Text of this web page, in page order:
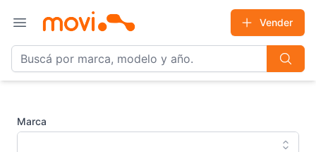
Open main menu
Vender
Marca